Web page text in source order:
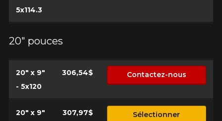
5x114.3
20" pouces
20" x 9"
- 5x120
306,54$ Contactez-nous
20" x 9"
307,97$ Sélectionner